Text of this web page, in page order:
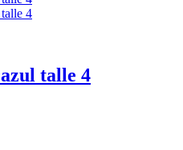
talle 4